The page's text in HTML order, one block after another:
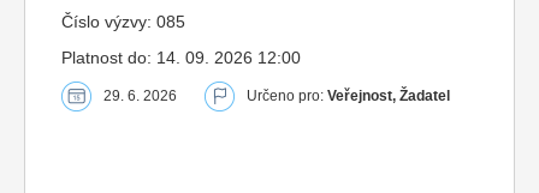
Číslo výzvy: 085
Platnost do: 14. 09. 2026 12:00
29. 6. 2026 Určeno pro: Veřejnost, Žadatel